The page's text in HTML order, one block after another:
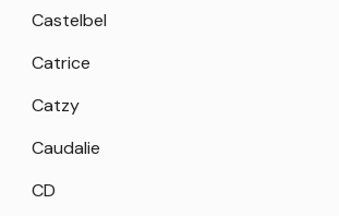
Castelbel
Catrice
Catzy
Caudalie
CD